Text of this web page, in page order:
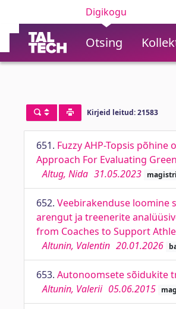
Digikogu
Otsing
Kirjeid leitud: 21583
651. Fuzzy AHP-Topsis
Approach For Evaluating
Altug, Nida 31.05.2023
652. Veebirakenduse loomine
arengut ja treenerite
from Coaches to Support
Altunin, Valentin 20.01.2026
653. Autonoomsete sõidukite
Altunin, Valerii 05.06.2015